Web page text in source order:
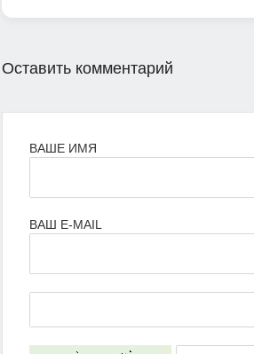
Оставить комментарий
ВАШЕ ИМЯ
ВАШ E-MAIL